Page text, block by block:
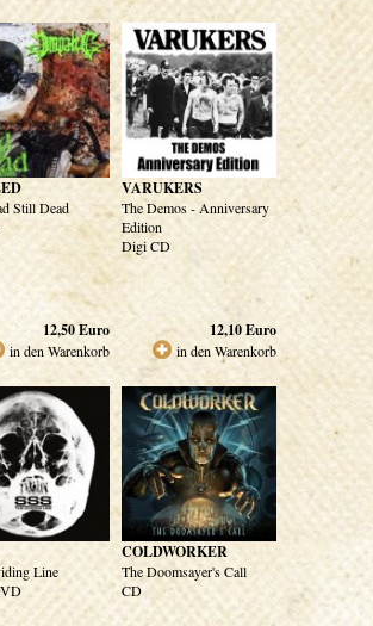
Still Dead
12,50Euro
in den Warenkorb
VARUKERS
The Demos - Anniversary
Edition
Digi CD
12,10Euro
in den Warenkorb
Line
COLDWORKER
The Doomsayer's Call
CD